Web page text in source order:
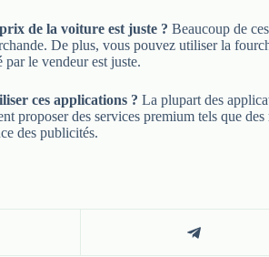
de la voiture est juste ? Beaucoup de
De plus, vous pouvez utiliser la
le vendeur est juste.
ces applications ? La plupart des
proposer des services premium tels que
des publicités.